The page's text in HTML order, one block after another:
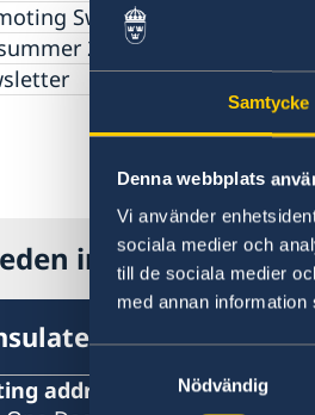
Samtycke
Denna webbplats
Vi använder
sociala medier och
till de sociala medier
med annan
Nödvändig
General
Residence in New York
Sweden
2026
in USA, New
General
address